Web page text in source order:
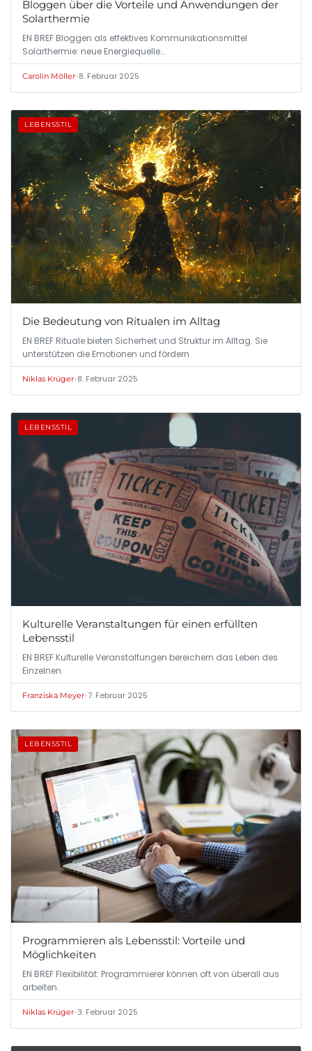
Bloggen über die Vorteile und Anwendungen der
Solarthermie
EN BREF Bloggen als effektives Kommunikationsmittel
Solarthermie: neue Energiequelle…
Carolin Möller•8. Februar 2025
LEBENSSTIL
Die Bedeutung von Ritualen im Alltag
EN BREF Rituale bieten Sicherheit und Struktur im Alltag. Sie
unterstützen die Emotionen und fördern
Niklas Krüger•8. Februar 2025
LEBENSSTIL
Kulturelle Veranstaltungen für einen erfüllten
Lebensstil
EN BREF Kulturelle Veranstaltungen bereichern das Leben des
Einzelnen.
Franziska Meyer•7. Februar 2025
LEBENSSTIL
Programmieren als Lebensstil: Vorteile und
Möglichkeiten
EN BREF Flexibilität: Programmierer können oft von überall aus
arbeiten.
Niklas Krüger•3. Februar 2025